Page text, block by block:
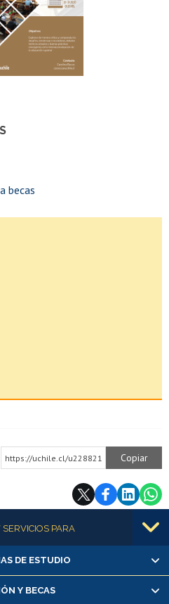
becas
https://uchile.cl/u228821 Copiar
PARA
y exalumnas/os
en línea
DE ESTUDIO
Y BECAS